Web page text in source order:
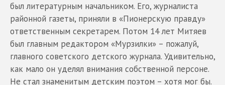
был литературным начальником. Его, журналиста
районной газеты, приняли в «Пионерскую правду»
ответственным секретарем. Потом 14 лет Митяев
был главным редактором «Мурзилки» – пожалуй,
главного советского детского журнала. Удивительно,
как мало он уделял внимания собственной персоне.
Не стал знаменитым детским поэтом – хотя мог бы.